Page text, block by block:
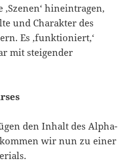
hineintragen,
und Charakter des
Es ‚funktioniert,‘
mit steigender
den Inhalt des Alpha-
wir nun zu einer